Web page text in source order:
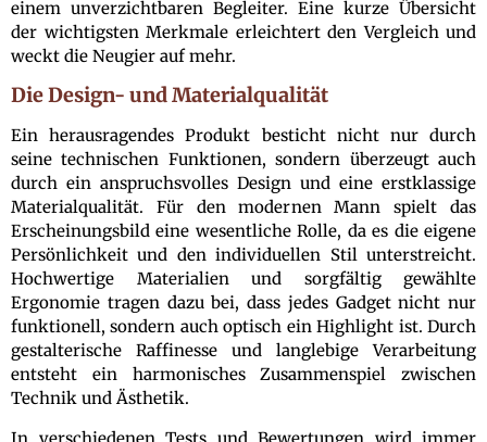
einem unverzichtbaren Begleiter. Eine kurze Übersicht
der wichtigsten Merkmale erleichtert den Vergleich und
weckt die Neugier auf mehr.
Die Design- und Materialqualität
Ein herausragendes Produkt besticht nicht nur durch
seine technischen Funktionen, sondern überzeugt auch
durch ein anspruchsvolles Design und eine erstklassige
Materialqualität. Für den modernen Mann spielt das
Erscheinungsbild eine wesentliche Rolle, da es die eigene
Persönlichkeit und den individuellen Stil unterstreicht.
Hochwertige Materialien und sorgfältig gewählte
Ergonomie tragen dazu bei, dass jedes Gadget nicht nur
funktionell, sondern auch optisch ein Highlight ist. Durch
gestalterische Raffinesse und langlebige Verarbeitung
entsteht ein harmonisches Zusammenspiel zwischen
Technik und Ästhetik.
In verschiedenen Tests und Bewertungen wird immer